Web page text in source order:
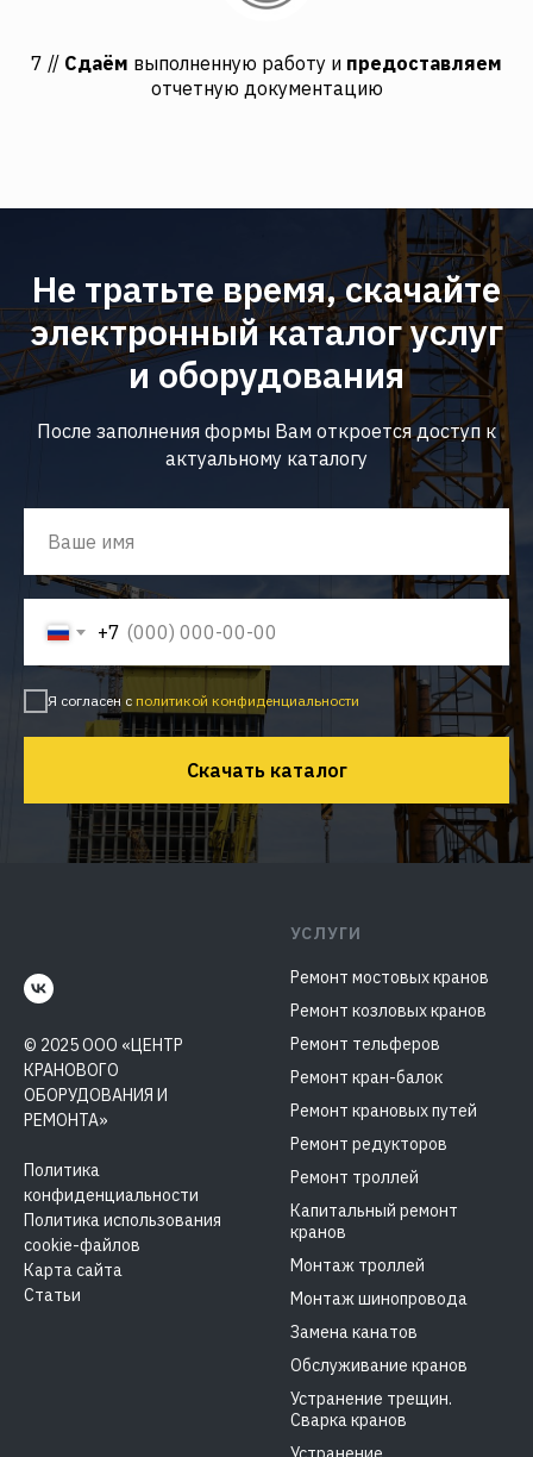
7 // Сдаём выполненную работу и предоставляем
отчетную документацию
Не тратьте время, скачайте
электронный каталог услуг
и оборудования
После заполнения формы Вам откроется доступ к
актуальному каталогу
+7
Я согласен с политикой конфиденциальности
Скачать каталог
© 2025 ООО «ЦЕНТР
КРАНОВОГО
ОБОРУДОВАНИЯ И
РЕМОНТА»
Политика
конфиденциальности
Политика использования
cookie-файлов
Карта сайта
Статьи
УСЛУГИ
Ремонт мостовых кранов
Ремонт козловых кранов
Ремонт тельферов
Ремонт кран-балок
Ремонт крановых путей
Ремонт редукторов
Ремонт троллей
Капитальный ремонт
кранов
Монтаж троллей
Монтаж шинопровода
Замена канатов
Обслуживание кранов
Устранение трещин.
Сварка кранов